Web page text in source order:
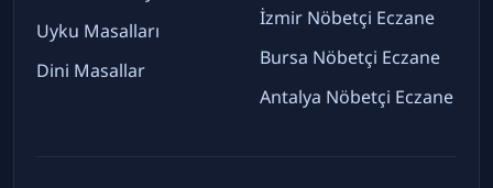
Uyku Masalları
Dini Masallar
İzmir Nöbetçi Eczane
Bursa Nöbetçi Eczane
Antalya Nöbetçi Eczane